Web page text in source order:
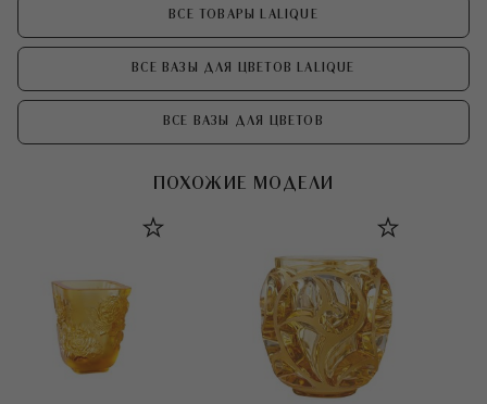
ВСЕ ТОВАРЫ LALIQUE
ВСЕ ВАЗЫ ДЛЯ ЦВЕТОВ LALIQUE
ВСЕ ВАЗЫ ДЛЯ ЦВЕТОВ
ПОХОЖИЕ МОДЕЛИ